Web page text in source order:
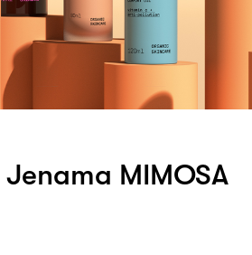
MIMOSA